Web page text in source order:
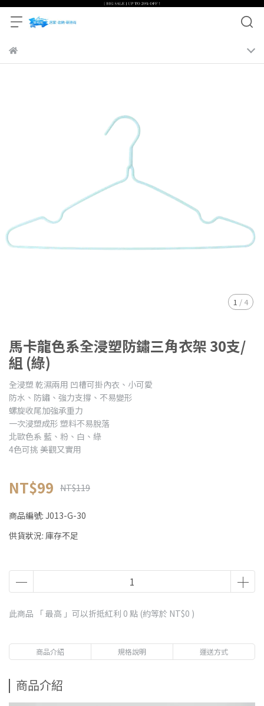
1 / 4
馬卡龍色系全浸塑防鏽三角衣架 30支/
組 (綠)
全浸塑 乾濕兩用 凹槽可掛內衣、小可愛
防水、防鏽、強力支撐、不易變形
螺旋收尾加強承重力
一次浸塑成形 塑料不易脫落
北歐色系 藍、粉、白、綠
4色可挑 美觀又實用
NT$99 NT$119
商品編號: J013-G-30
供貨狀況: 庫存不足
此商品 「 最高 」可以折抵紅利 0 點 (約等於 NT$0 )
商品介紹 規格說明 運送方式
商品介紹